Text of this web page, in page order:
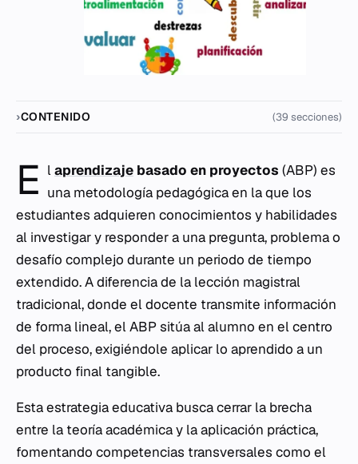
CONTENIDO (39 secciones)
E laprendizaje basado en proyectos (ABP) es
una metodología pedagógica en la que los
estudiantes adquieren conocimientos y habilidades
al investigar y responder a una pregunta, problema o
desafío complejo durante un periodo de tiempo
extendido. A diferencia de la lección magistral
tradicional, donde el docente transmite información
de forma lineal, el ABP sitúa al alumno en el centro
del proceso, exigiéndole aplicar lo aprendido a un
producto final tangible.
Esta estrategia educativa busca cerrar la brecha
entre la teoría académica y la aplicación práctica,
fomentando competencias transversales como el